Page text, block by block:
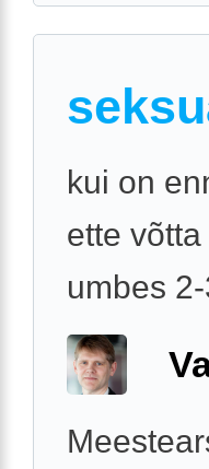
kui on
ette
umbes